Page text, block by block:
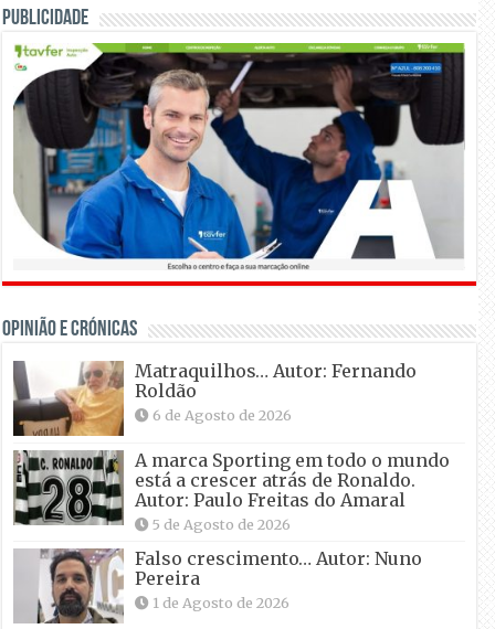
Publicidade
OPINIÃO E CRÓNICAS
Matraquilhos… Autor: Fernando
Roldão
6 de Agosto de 2026
A marca Sporting em todo o mundo
está a crescer atrás de Ronaldo.
Autor: Paulo Freitas do Amaral
5 de Agosto de 2026
Falso crescimento… Autor: Nuno
Pereira
1 de Agosto de 2026